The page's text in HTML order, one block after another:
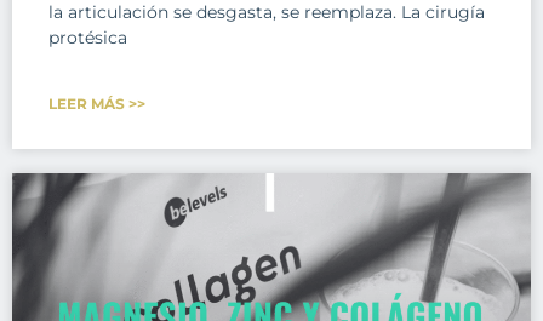
la articulación se desgasta, se reemplaza. La cirugía
protésica
LEER MÁS >>